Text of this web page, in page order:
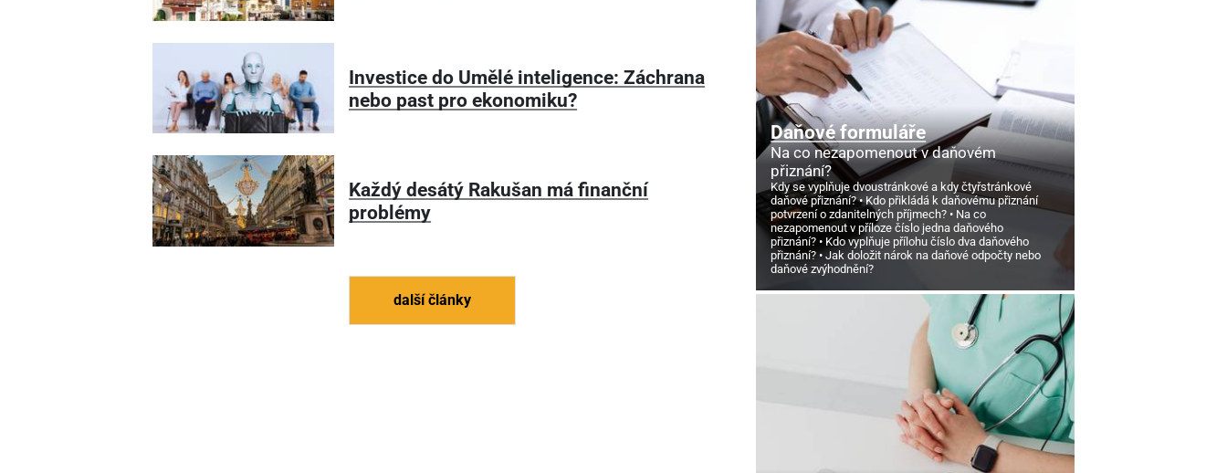
Investice do Umělé inteligence: Záchrana
nebo past pro ekonomiku?
Každý desátý Rakušan má finanční
problémy
další články
Daňové formuláře
Na co nezapomenout v daňovém
přiznání?
Kdy se vyplňuje dvoustránkové a kdy čtyřstránkové
daňové přiznání?
Kdo přikládá k daňovému přiznání
potvrzení o zdanitelných příjmech?
Na co
nezapomenout v příloze číslo jedna daňového
přiznání?
Kdo vyplňuje přílohu číslo dva daňového
přiznání?
Jak doložit nárok na daňové odpočty nebo
daňové zvýhodnění?